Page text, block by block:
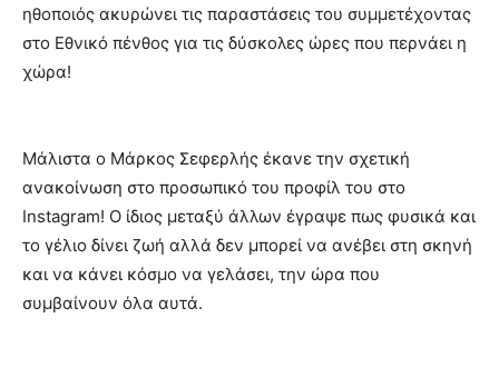
ηθοποιός ακυρώνει τις παραστάσεις του συμμετέχοντας
στο Εθνικό πένθος για τις δύσκολες ώρες που περνάει η
χώρα!
Μάλιστα ο Μάρκος Σεφερλής έκανε την σχετική
ανακοίνωση στο προσωπικό του προφίλ του στο
Instagram! Ο ίδιος μεταξύ άλλων έγραψε πως φυσικά και
το γέλιο δίνει ζωή αλλά δεν μπορεί να ανέβει στη σκηνή
και να κάνει κόσμο να γελάσει, την ώρα που
συμβαίνουν όλα αυτά.